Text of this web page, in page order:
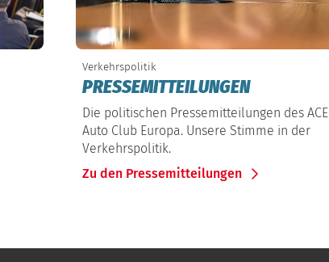
Verkehrspolitik
PRESSEMITTEILUNGEN
Die politischen Pressemitteilungen des ACE
Auto Club Europa. Unsere Stimme in der
Verkehrspolitik.
Zu den Pressemitteilungen